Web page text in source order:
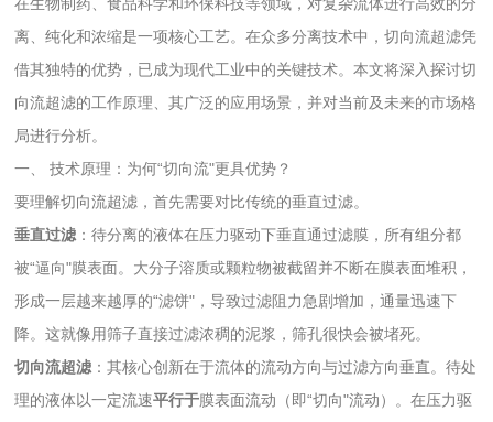
离、纯化和浓缩是一项核心工艺。在众多分离技术中，切向流超滤凭
借其独特的优势，已成为现代工业中的关键技术。本文将深入探讨切
向流超滤的工作原理、其广泛的应用场景，并对当前及未来的市场格
局进行分析。
一、 技术原理：为何“切向流"更具优势？
要理解切向流超滤，首先需要对比传统的垂直过滤。
垂直过滤 ：待分离的液体在压力驱动下垂直通过滤膜，所有组分都
被“逼向"膜表面。大分子溶质或颗粒物被截留并不断在膜表面堆积，
形成一层越来越厚的“滤饼"，导致过滤阻力急剧增加，通量迅速下
降。这就像用筛子直接过滤浓稠的泥浆，筛孔很快会被堵死。
切向流超滤 ：其核心创新在于流体的流动方向与过滤方向垂直。待处
理的液体以一定流速平行于膜表面流动（即“切向"流动）。在压力驱